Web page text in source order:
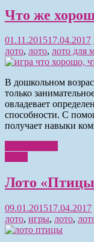
Что же
01.11.201517.04.2017
лото, лото, лото для
В дошкольном
только
овладевает
способности. С
получает навыки
Лото
09.01.201517.04.2017
лото, игры, лото,